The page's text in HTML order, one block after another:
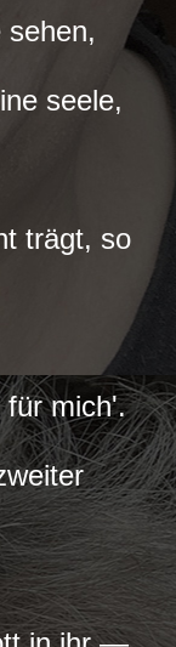
sehen,
seele,
trägt, so
für mich'.